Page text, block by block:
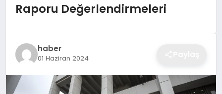
GÜNCEL
BESLENME
Raporu Değerlendirmeleri
haber
01 Haziran 2024